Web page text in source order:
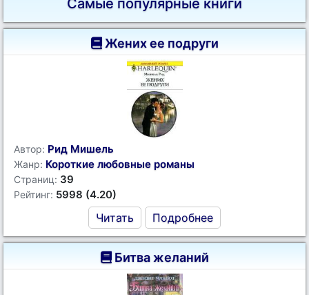
Самые популярные книги
Жених ее подруги
Автор: Рид Мишель
Жанр: Короткие любовные романы
Страниц: 39
Рейтинг: 5998 (4.20)
Читать Подробнее
Битва желаний